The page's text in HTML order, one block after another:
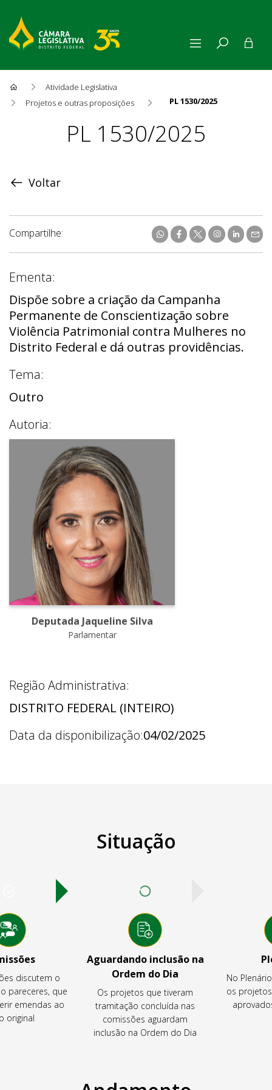
Atividade Legislativa
Projetos e outras proposições
PL 1530/2025
ProposiçãoPL 1530/2025
Voltar
Compartilhe:
Ementa:
Dispõe sobre a criação da Campanha
Permanente de Conscientização sobre
Violência Patrimonial contra Mulheres no
Distrito Federal e dá outras providências.
Tema:
Outro
Autoria:
Deputada Jaqueline Silva
Parlamentar
Região Administrativa:
DISTRITO FEDERAL (INTEIRO)
Data da disponibilização:04/02/2025
Situação
discutem o
pareceres, que
emendas ao
original
Aguardando inclusão na
Ordem do Dia
Os projetos que tiveram
tramitação concluída nas
comissões aguardam
inclusão na Ordem do Dia
No
os